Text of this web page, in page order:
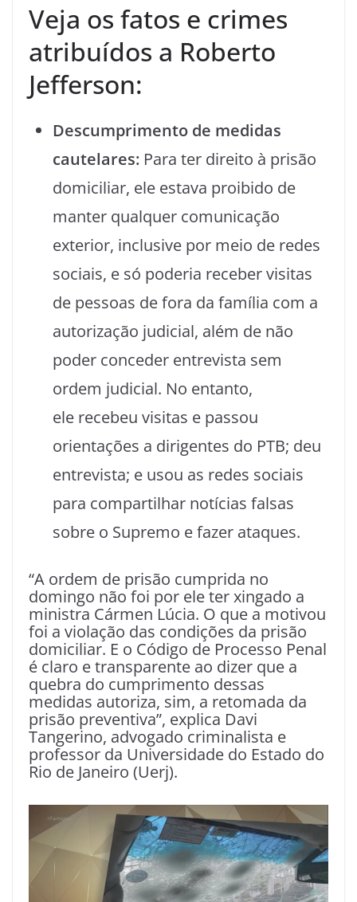
Veja os fatos e crimes
atribuídos a Roberto
Jefferson:
Descumprimento de medidas
cautelares: Para ter direito à prisão
domiciliar, ele estava proibido de
manter qualquer comunicação
exterior, inclusive por meio de redes
sociais, e só poderia receber visitas
de pessoas de fora da família com a
autorização judicial, além de não
poder conceder entrevista sem
ordem judicial. No entanto,
ele recebeu visitas e passou
orientações a dirigentes do PTB; deu
entrevista; e usou as redes sociais
para compartilhar notícias falsas
sobre o Supremo e fazer ataques.
“A ordem de prisão cumprida no
domingo não foi por ele ter xingado a
ministra Cármen Lúcia. O que a motivou
foi a violação das condições da prisão
domiciliar. E o Código de Processo Penal
é claro e transparente ao dizer que a
quebra do cumprimento dessas
medidas autoriza, sim, a retomada da
prisão preventiva”, explica Davi
Tangerino, advogado criminalista e
professor da Universidade do Estado do
Rio de Janeiro (Uerj).